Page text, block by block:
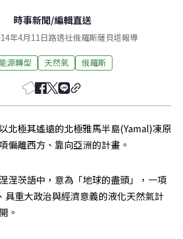
時事新聞/編輯直送
年4月11日路透社俄羅斯薩貝塔報導
能源轉型 天然氣 俄羅斯
北極其遙遠的北極雅馬半島(Yamal)凍原
偏離西方、靠向亞洲的計畫。
涅茨語中，意為「地球的盡頭」，一項
具重大政治與經濟意義的液化天然氣計
。